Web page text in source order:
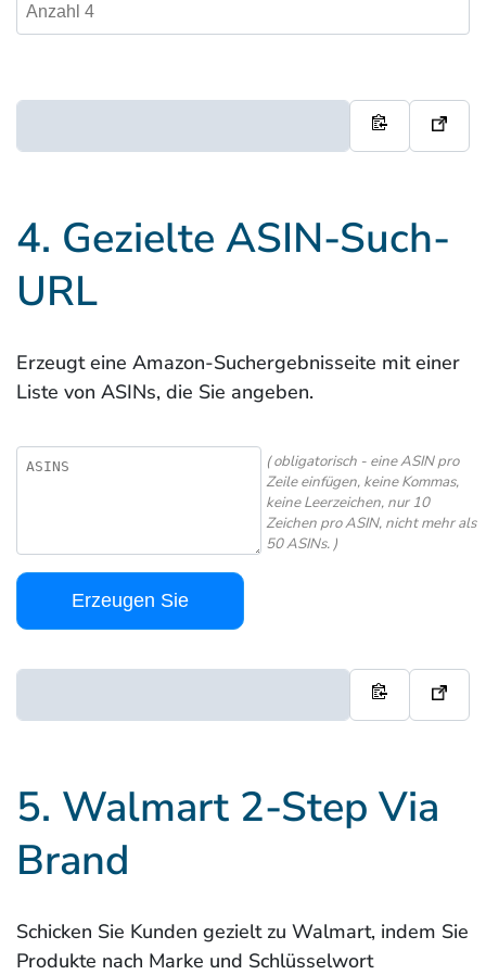
4. Gezielte ASIN-Such-
URL
Erzeugt eine Amazon-Suchergebnisseite mit einer
Liste von ASINs, die Sie angeben.
( obligatorisch - eine ASIN pro
Zeile einfügen, keine Kommas,
keine Leerzeichen, nur 10
Zeichen pro ASIN, nicht mehr als
50 ASINs. )
Erzeugen Sie
5. Walmart 2-Step Via
Brand
Schicken Sie Kunden gezielt zu Walmart, indem Sie
Produkte nach Marke und Schlüsselwort